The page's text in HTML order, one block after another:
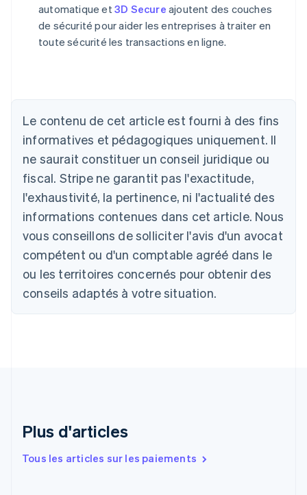
automatique et3D Secure ajoutent des couches
de sécurité pour aider les entreprises à traiter en
toute sécurité les transactions en ligne.
Le contenu de cet article est fourni à des fins
informatives et pédagogiques uniquement. Il
ne saurait constituer un conseil juridique ou
fiscal. Stripe ne garantit pas l'exactitude,
l'exhaustivité, la pertinence, ni l'actualité des
informations contenues dans cet article. Nous
vous conseillons de solliciter l'avis d'un avocat
compétent ou d'un comptable agréé dans le
ou les territoires concernés pour obtenir des
conseils adaptés à votre situation.
Plus d'articles
Tous les articles sur les paiements
Australie
Autriche
DeutschEnglish
Belgique
Nederlands FrançaisDeutsch English
Brésil
PortuguêsEnglish
English
Canada
English Français
Chine continentale
简体中文English
Chypre
Croatie
Estonie
États-Unis